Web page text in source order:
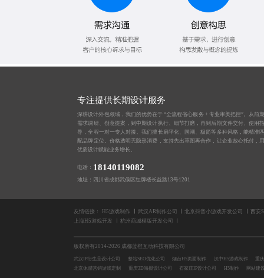
专注提供长期设计服务
深耕设计外包领域，我们的优势在于 “全流程省心服务 + 专业审美把控”。从前
需求调研、创意提案，到中期设计执行、细节打磨，再到后期文件交付、使用
导，全程一对一专人对接。我们擅长扁平化、国潮、极简等多种风格，能精准
配品牌定位。价格透明无隐形消费，支持先出草图再合作，让企业放心托付，
优质设计赋能业务增长。
电话： 18140119082
地址：四川省成都武侯区红牌楼长益路13号1201
友情链接： H5游戏制作 武汉AR制作公司 北京抖音小游戏开发公司
西安
上海H5游戏开发
杭州商城模版开发公司
版权所有2014-2026 成都蓝橙互动科技有限公司
武汉IP衍生品设计公司 整站SEO优化公司 烟台H5页面制作 汉中H5游戏制作
重
北京体感营销游戏定制
重庆3D海报设计公司 石家庄IP设计公司 H5制作 网站建